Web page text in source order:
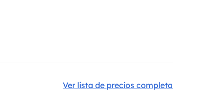
Ver lista de precios completa